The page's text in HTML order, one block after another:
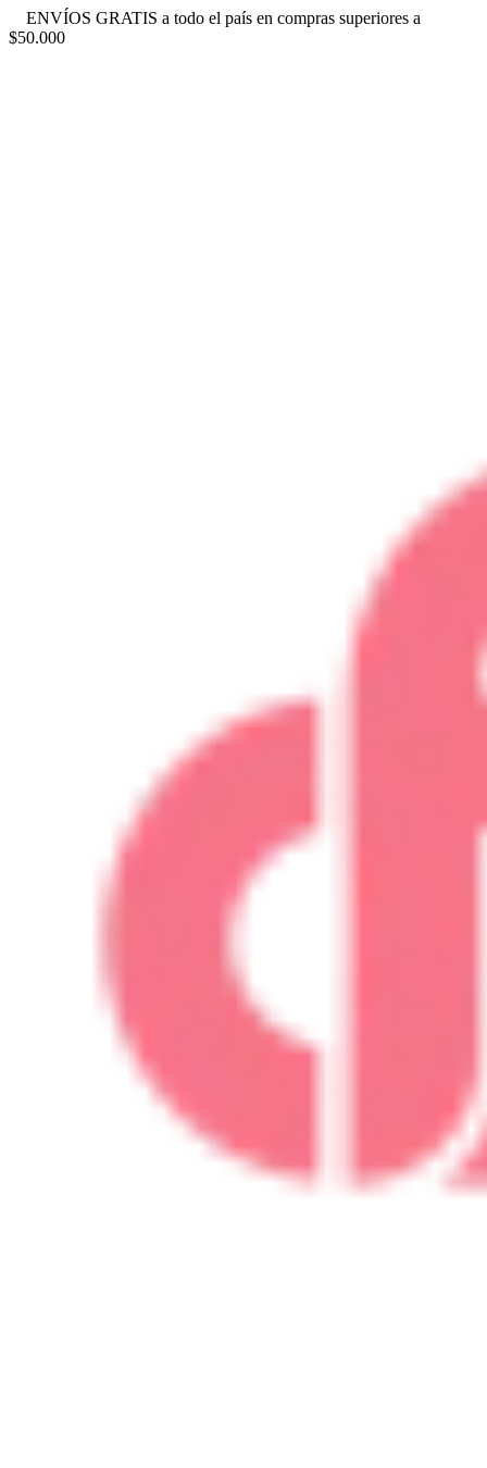
ENVÍOS GRATIS a todo el país en compras superiores a
$50.000